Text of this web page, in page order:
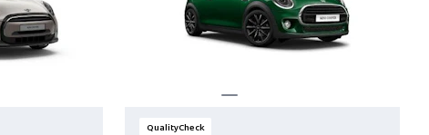
QualityCheck